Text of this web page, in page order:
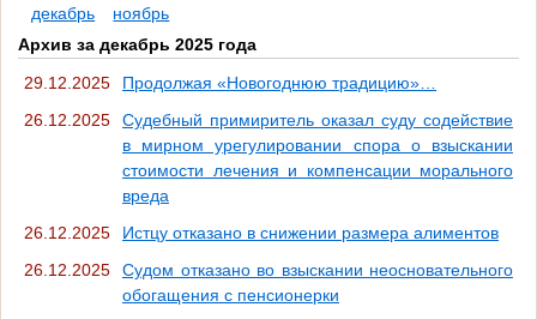
декабрь
ноябрь
Архив за декабрь 2025 года
29.12.2025
Продолжая «Новогоднюю традицию»…
26.12.2025
Судебный примиритель оказал суду содействие
в мирном урегулировании спора о взыскании
стоимости лечения и компенсации морального
вреда
26.12.2025
Истцу отказано в снижении размера алиментов
26.12.2025
Судом отказано во взыскании неосновательного
обогащения с пенсионерки